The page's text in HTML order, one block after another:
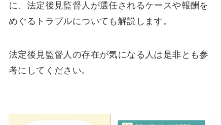
に、法定後見監督人が選任されるケースや報酬を
めぐるトラブルについても解説します。
法定後見監督人の存在が気になる人は是非とも参
考にしてください。